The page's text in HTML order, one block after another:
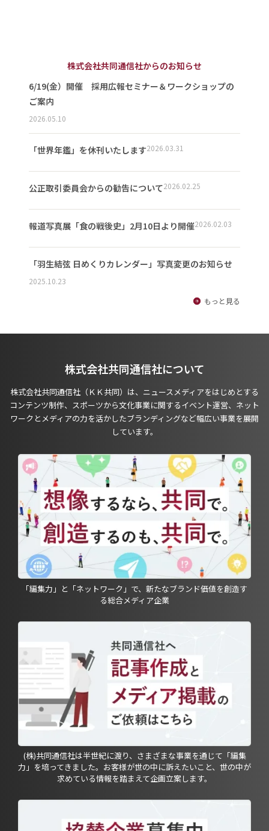
株式会社共同通信社からのお知らせ
6/19(金）開催 採用広報セミナー＆ワークショップの
ご案内
2026.05.10
「世界年鑑」を休刊いたします2026.03.31
公正取引委員会からの勧告について2026.02.25
報道写真展「食の戦後史」2月10日より開催2026.02.03
「羽生結弦 日めくりカレンダー」写真変更のお知らせ
2025.10.23
もっと見る
株式会社共同通信社について
株式会社共同通信社（ＫＫ共同）は、ニュースメディアをはじめとする
コンテンツ制作、スポーツから文化事業に関するイベント運営、ネット
ワークとメディアの力を活かしたブランディングなど幅広い事業を展開
しています。
「編集力」と「ネットワーク」で、新たなブランド価値を創造す
る総合メディア企業
(株)共同通信社は半世紀に渡り、さまざまな事業を通じて「編集
力」を培ってきました。お客様が世の中に訴えたいこと、世の中が
求めている情報を踏まえて企画立案します。